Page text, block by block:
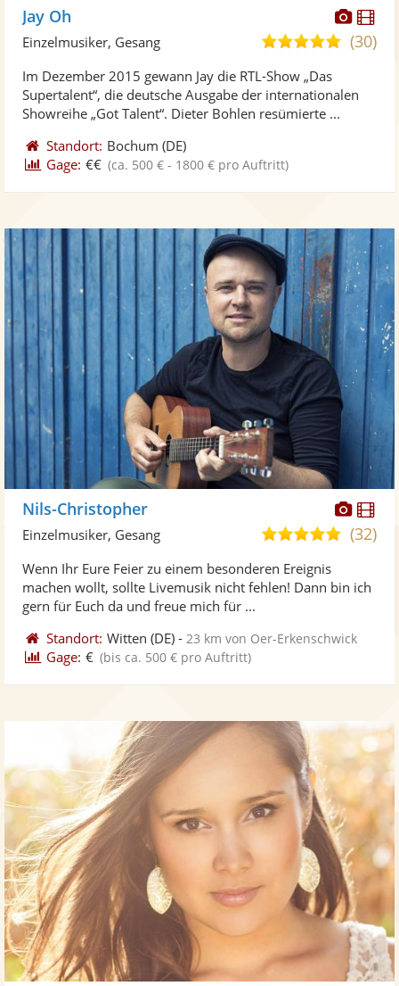
Jay Oh
5,0
5
(30)
Einzelmusiker, Gesang
Im Dezember 2015 gewann Jay die RTL-Show „Das
Supertalent“, die deutsche Ausgabe der internationalen
Showreihe „Got Talent“. Dieter Bohlen resümierte ...
Standort: Bochum (DE)
Gage: €€ (ca. 500 € - 1800 € pro Auftritt)
Nils-Christopher
5,0(32)
Einzelmusiker, Gesang
Wenn Ihr Eure Feier zu einem besonderen Ereignis
machen wollt, sollte Livemusik nicht fehlen! Dann bin ich
gern für Euch da und freue mich für ...
Standort: Witten (DE) - 23 km von Oer-Erkenschwick
Gage: € (bis ca. 500 € pro Auftritt)